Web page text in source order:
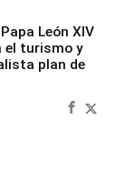
León XIV
el turismo y
plan de